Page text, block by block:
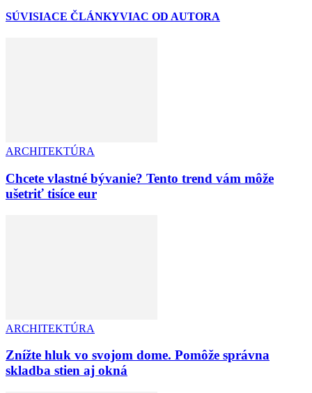
SÚVISIACE ČLÁNKYVIAC OD AUTORA
ARCHITEKTÚRA
Chcete vlastné bývanie? Tento trend vám môže
ušetriť tisíce eur
ARCHITEKTÚRA
Znížte hluk vo svojom dome. Pomôže správna
skladba stien aj okná